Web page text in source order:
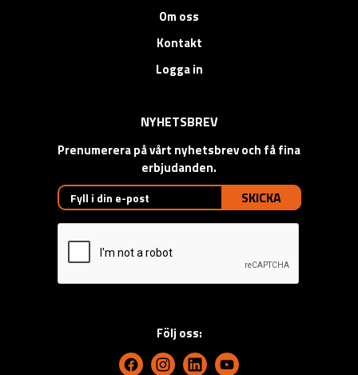
Om oss
Kontakt
Logga in
NYHETSBREV
Prenumerera på vårt nyhetsbrev och få fina
erbjudanden.
SKICKA
Följ oss: